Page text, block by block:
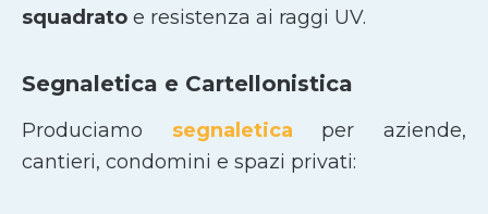
squadrato e resistenza ai raggi UV.
Segnaletica e Cartellonistica
Produciamo segnaletica per aziende,
cantieri, condomini e spazi privati: